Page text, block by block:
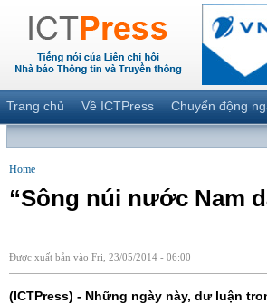
Trang chủ Về ICTPress Chuyển động
Home
“Sông núi nước Nam
Được xuất bản vào Fri, 23/05/2014 - 06:00
(ICTPress) - Những ngày này, dư luận